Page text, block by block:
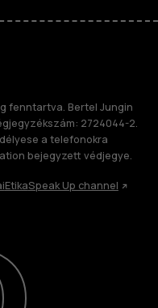
fenntartva. Bertel Jungin
2724044-2.
a telefonokra
bejegyzett védjegye.
EtikaSpeak Up channel